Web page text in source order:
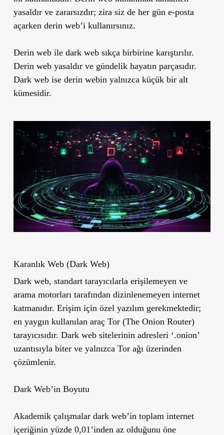
yasaldır ve zararsızdır; zira siz de her gün e-posta
açarken derin web’i kullanırsınız.
Derin web ile dark web sıkça birbirine karıştırılır.
Derin web yasaldır ve gündelik hayatın parçasıdır.
Dark web ise derin webin yalnızca küçük bir alt
kümesidir.
Karanlık Web (Dark Web)
Dark web, standart tarayıcılarla erişilemeyen ve
arama motorları tarafından dizinlenemeyen internet
katmanıdır. Erişim için özel yazılım gerekmektedir;
en yaygın kullanılan araç Tor (The Onion Router)
tarayıcısıdır. Dark web sitelerinin adresleri ‘.onion’
uzantısıyla biter ve yalnızca Tor ağı üzerinden
çözümlenir.
Dark Web’in Boyutu
Akademik çalışmalar dark web’in toplam internet
içeriğinin yüzde 0,01’inden az olduğunu öne